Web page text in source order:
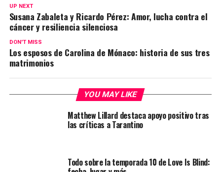
UP NEXT
Susana Zabaleta y Ricardo Pérez: Amor, lucha contra el
cáncer y resiliencia silenciosa
DON'T MISS
Los esposos de Carolina de Mónaco: historia de sus tres
matrimonios
YOU MAY LIKE
Matthew Lillard destaca apoyo positivo tras
las críticas a Tarantino
Todo sobre la temporada 10 de Love Is Blind: